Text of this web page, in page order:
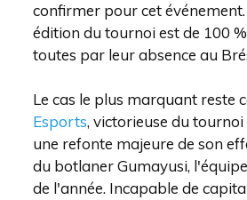
confirmer pour cet
édition du tournoi est de 100
toutes par leur absence au
Le cas le plus marquant reste
Esports, victorieuse du
une refonte majeure de son
du botlaner Gumayusi,
de l'année. Incapable de